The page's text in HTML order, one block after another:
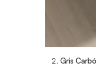
Gris